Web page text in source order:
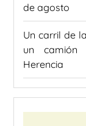
de agosto
Un carril de
un camión
Herencia